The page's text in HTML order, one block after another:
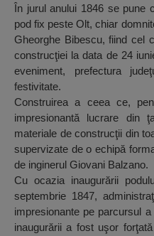
În jurul anului 1846 se pune
pod fix peste Olt, chiar
Gheorghe Bibescu, fiind cel
construcţiei la data de 24
eveniment, prefectura
festivitate.
Construirea a ceea ce,
impresionantă lucrare din
materiale de construcţii din
supervizate de o echipă
de inginerul Giovani Balzano.
Cu ocazia inaugurării
septembrie 1847,
impresionante pe parcursul
inaugurării a fost uşor